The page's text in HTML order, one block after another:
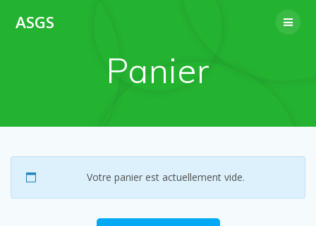
ASGS
Panier
Votre panier est actuellement vide.